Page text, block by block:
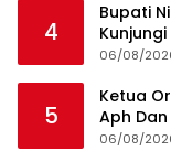
4
Bupati
Kunjungi
06/08/
5
Ketua
Aph
Angkut
06/08/